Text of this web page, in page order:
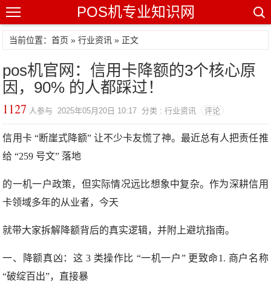
POS机专业知识网
当前位置：首页 »行业资讯 » 正文
pos机官网：信用卡降额的3个核心原
因，90% 的人都踩过！
1127 人参与 2025年05月20日 10:17 分类 : 行业资讯 评论
信用卡 “断崖式降额” 让不少卡友慌了神。最近总有人把责任推
给 “259 号文” 落地
的一机一户政策，但实际情况远比想象中复杂。作为深耕信用
卡领域多年的从业者，今天
就带大家拆解降额背后的真实逻辑，并附上避坑指南。
一、降额真凶：这 3 类操作比 “一机一户” 更致命1. 商户名称
“破绽百出”，直接暴